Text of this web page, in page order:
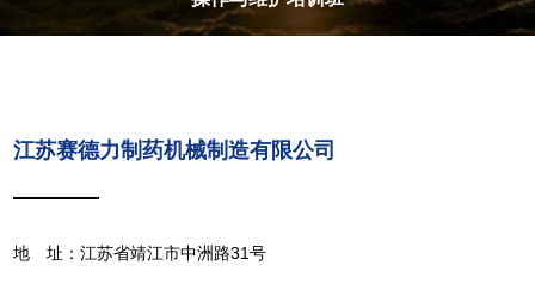
江苏赛德力制药机械制造有限公司
地 址：江苏省靖江市中洲路31号